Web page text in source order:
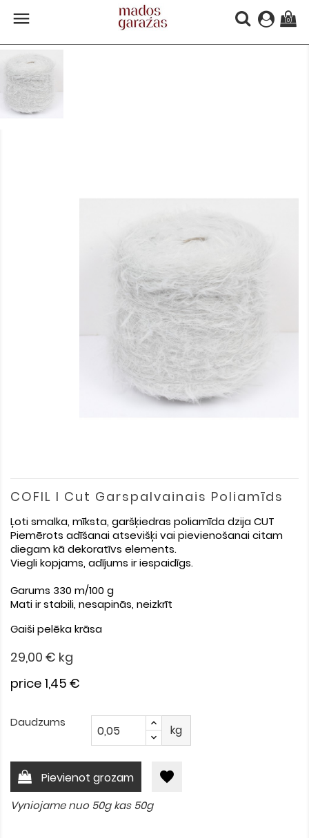
 (0)
COFIL I Cut Garspalvainais Poliamīds
Ļoti smalka, mīksta, garšķiedras poliamīda dzija CUT
Piemērots adīšanai atsevišķi vai pievienošanai citam
diegam kā dekoratīvs elements.
Viegli kopjams, adījums ir iespaidīgs.
Garums 330 m/100 g
Mati ir stabili, nesapinās, neizkrīt
Gaiši pelēka krāsa
29,00 € kg
price 1,45 €
Daudzums
kg
Pievienot grozam favorite
Vyniojame nuo 50g kas 50g